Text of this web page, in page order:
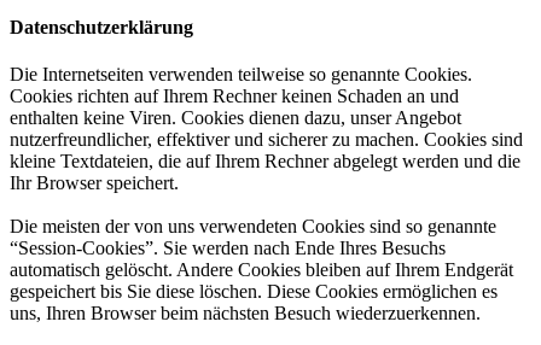
Datenschutzerklärung
Die Internetseiten verwenden teilweise so genannte Cookies.
Cookies richten auf Ihrem Rechner keinen Schaden an und
enthalten keine Viren. Cookies dienen dazu, unser Angebot
nutzerfreundlicher, effektiver und sicherer zu machen. Cookies sind
kleine Textdateien, die auf Ihrem Rechner abgelegt werden und die
Ihr Browser speichert.
Die meisten der von uns verwendeten Cookies sind so genannte
“Session-Cookies”. Sie werden nach Ende Ihres Besuchs
automatisch gelöscht. Andere Cookies bleiben auf Ihrem Endgerät
gespeichert bis Sie diese löschen. Diese Cookies ermöglichen es
uns, Ihren Browser beim nächsten Besuch wiederzuerkennen.